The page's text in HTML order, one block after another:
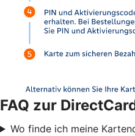
FAQ zur
Wo finde ich meine